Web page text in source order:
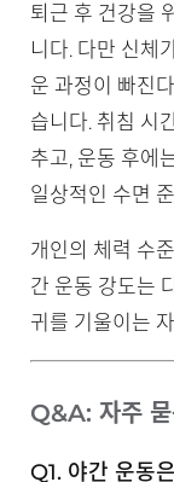
퇴근 후 건강을
니다. 다만 신체
운 과정이 빠진
습니다. 취침 시
추고, 운동 후에
일상적인 수면
개인의 체력 수
간 운동 강도는
귀를 기울이는
Q&A: 자주
Q1. 야간 운동